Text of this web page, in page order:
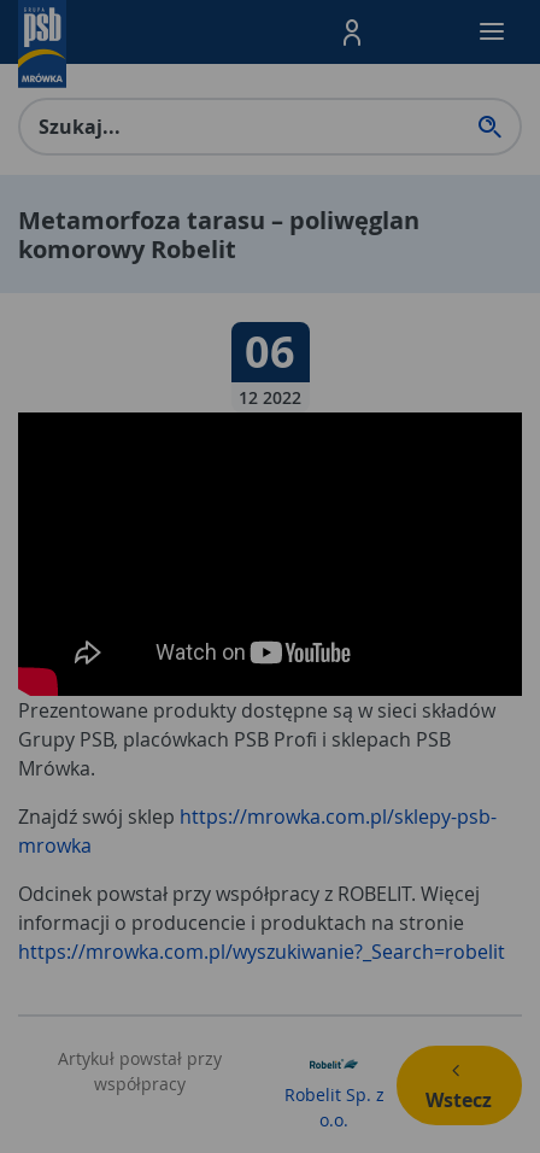
Menu Produktów,
Metamorfoza tarasu – poliwęglan
komorowy Robelit
Data publikacji:
06
12 2022
Prezentowane produkty dostępne są w sieci składów
Grupy PSB, placówkach PSB Profi i sklepach PSB
Mrówka.
Znajdź swój sklep https://mrowka.com.pl/sklepy-psb-
mrowka
Odcinek powstał przy współpracy z ROBELIT. Więcej
informacji o producencie i produktach na stronie
https://mrowka.com.pl/wyszukiwanie?_Search=robelit
Artykuł powstał przy
współpracy
Robelit Sp. z
o.o.
Wstecz